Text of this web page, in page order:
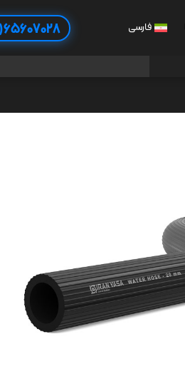
فارسی 65607028(021)